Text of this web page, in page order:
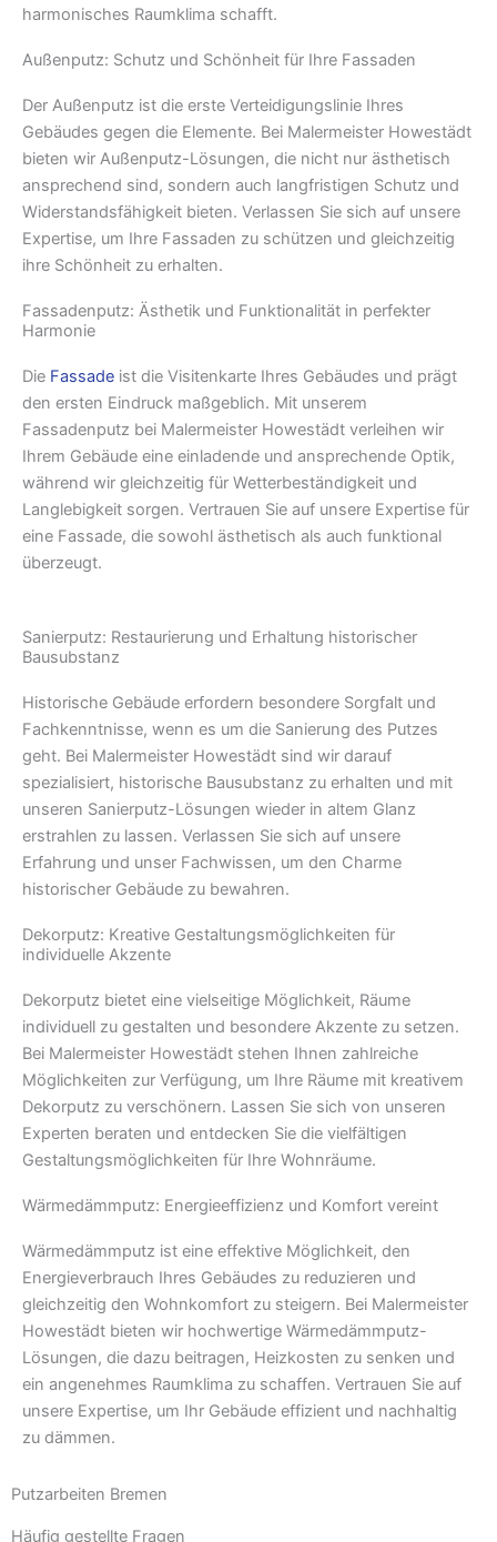
harmonisches Raumklima schafft.
Außenputz: Schutz und Schönheit für Ihre Fassaden
Der Außenputz ist die erste Verteidigungslinie Ihres
Gebäudes gegen die Elemente. Bei Malermeister Howestädt
bieten wir Außenputz-Lösungen, die nicht nur ästhetisch
ansprechend sind, sondern auch langfristigen Schutz und
Widerstandsfähigkeit bieten. Verlassen Sie sich auf unsere
Expertise, um Ihre Fassaden zu schützen und gleichzeitig
ihre Schönheit zu erhalten.
Fassadenputz: Ästhetik und Funktionalität in perfekter
Harmonie
Die Fassade ist die Visitenkarte Ihres Gebäudes und prägt
den ersten Eindruck maßgeblich. Mit unserem
Fassadenputz bei Malermeister Howestädt verleihen wir
Ihrem Gebäude eine einladende und ansprechende Optik,
während wir gleichzeitig für Wetterbeständigkeit und
Langlebigkeit sorgen. Vertrauen Sie auf unsere Expertise für
eine Fassade, die sowohl ästhetisch als auch funktional
überzeugt.
Sanierputz: Restaurierung und Erhaltung historischer
Bausubstanz
Historische Gebäude erfordern besondere Sorgfalt und
Fachkenntnisse, wenn es um die Sanierung des Putzes
geht. Bei Malermeister Howestädt sind wir darauf
spezialisiert, historische Bausubstanz zu erhalten und mit
unseren Sanierputz-Lösungen wieder in altem Glanz
erstrahlen zu lassen. Verlassen Sie sich auf unsere
Erfahrung und unser Fachwissen, um den Charme
historischer Gebäude zu bewahren.
Dekorputz: Kreative Gestaltungsmöglichkeiten für
individuelle Akzente
Dekorputz bietet eine vielseitige Möglichkeit, Räume
individuell zu gestalten und besondere Akzente zu setzen.
Bei Malermeister Howestädt stehen Ihnen zahlreiche
Möglichkeiten zur Verfügung, um Ihre Räume mit kreativem
Dekorputz zu verschönern. Lassen Sie sich von unseren
Experten beraten und entdecken Sie die vielfältigen
Gestaltungsmöglichkeiten für Ihre Wohnräume.
Wärmedämmputz: Energieeffizienz und Komfort vereint
Wärmedämmputz ist eine effektive Möglichkeit, den
Energieverbrauch Ihres Gebäudes zu reduzieren und
gleichzeitig den Wohnkomfort zu steigern. Bei Malermeister
Howestädt bieten wir hochwertige Wärmedämmputz-
Lösungen, die dazu beitragen, Heizkosten zu senken und
ein angenehmes Raumklima zu schaffen. Vertrauen Sie auf
unsere Expertise, um Ihr Gebäude effizient und nachhaltig
zu dämmen.
Putzarbeiten Bremen
Häufig gestellte Fragen